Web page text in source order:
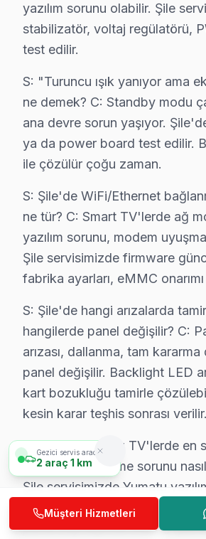
Şile'de cihazı yenileme kararı
Şile Bölgesi Yumatu TV
Şeffaf hizmet politikamız Şile
Arıza Türü
Ekran / Panel Değişimi
Arka Aydınlatma Değişimi
Güç Kartı Değişimi
Teknisyen Değerlendirmesi
* Şile'deki yukarıdaki fiyatlar 2025 yılı
yazılım sorunu olabilir. Şile
stabilizatör, voltaj regülatörü,
test edilir.
S: "Turuncu ışık yanıyor ama
ne demek? C: Standby modu
ana devre sorun yaşıyor.
ya da power board test edilir.
ile çözülür çoğu zaman.
S: Şile'de WiFi/Ethernet
ne tür? C: Smart TV'lerde ağ
yazılım sorunu, modem
Şile servisimizde firmware
fabrika ayarları, eMMC
S: Şile'de hangi arızalarda tamir
hangilerde panel değişilir? C:
arızası, dallanma, tam kararma
panel değişilir. Backlight LED
kart bozukluğu tamirle
kesin karar teşhis sonrası verilir.
S: Şile'de Yumatu TV'lerde en
yazılım güncelleme sorunu
Şile servisimizde Yumatu
sorunu arızaları; anakart, T-
panel kaynağında olabilir. Şile
Gezici servis aracımız
2 araç 1 km
Müşteri Hizmetleri